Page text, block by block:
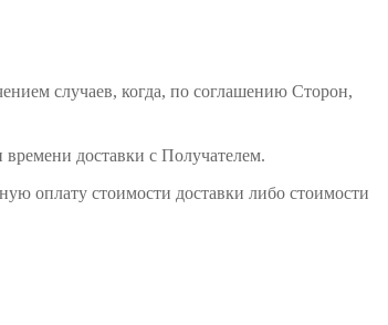
случаев, когда, по соглашению Сторон,
времени доставки с Получателем.
оплату стоимости доставки либо стоимости